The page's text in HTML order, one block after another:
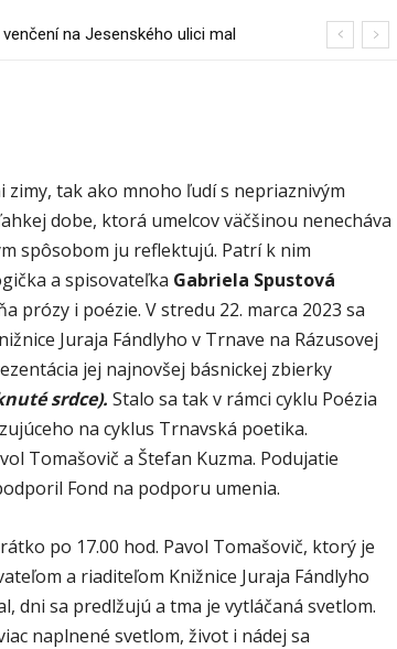
na Jesenského ulici mal
rokov od založenia podniku
zimy, tak ako mnoho ľudí s nepriaznivým
dobe, ktorá umelcov väčšinou nenecháva
spôsobom ju reflektujú. Patrí k nim
a spisovateľka Gabriela Spustová
prózy i poézie. V stredu 22. marca 2023 sa
Juraja Fándlyho v Trnave na Rázusovej
jej najnovšej básnickej zbierky
srdce). Stalo sa tak v rámci cyklu Poézia
na cyklus Trnavská poetika.
Tomašovič a Štefan Kuzma. Podujatie
Fond na podporu umenia.
po 17.00 hod. Pavol Tomašovič, ktorý je
a riaditeľom Knižnice Juraja Fándlyho
dni sa predlžujú a tma je vytláčaná svetlom.
naplnené svetlom, život i nádej sa